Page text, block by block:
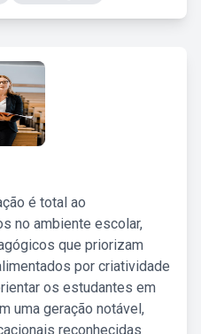
é total ao
no ambiente escolar,
que priorizam
por criatividade
os estudantes em
uma geração notável,
reconhecidas